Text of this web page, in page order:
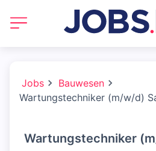
Jobs
Bauwesen
Wartungstechniker (m/w/d)
Wartungstechniker